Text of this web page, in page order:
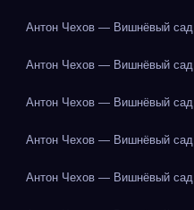
Антон Чехов — Вишнёвый сад
Антон Чехов — Вишнёвый сад
Антон Чехов — Вишнёвый сад
Антон Чехов — Вишнёвый сад
Антон Чехов — Вишнёвый сад